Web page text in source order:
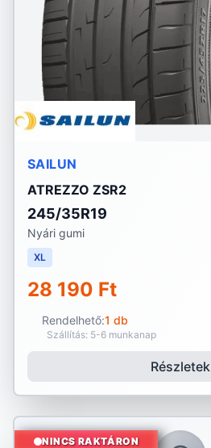
SAILUN
ATREZZO ZSR2
245/35R19
Nyári gumi
XL
28 190 Ft
Rendelhető:1 db
Szállítás: 5-6 munkanap
Részletek
NINCS RAKTÁRON